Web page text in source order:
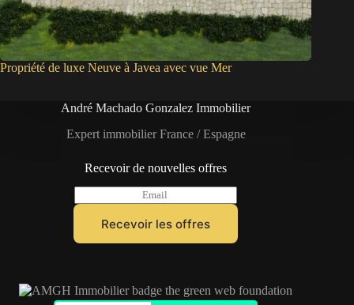
Propriété de luxe Neuve à Javea avec vue Mer
André Machado Gonzalez Immobilier
Expert immobilier France / Espagne
Recevoir de nouvelles offres
m
l
Recevoir les offres